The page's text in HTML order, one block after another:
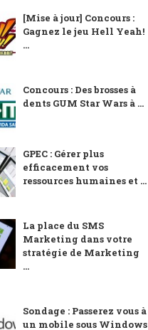
[Mise à jour] Concours :
Gagnez le jeu Hell Yeah!
...
Concours : Des brosses à
dents GUM Star Wars à ...
GPEC : Gérer plus
efficacement vos
ressources humaines et ...
La place du SMS
Marketing dans votre
stratégie de Marketing
...
Sondage : Passerez vous à
un mobile sous Windows